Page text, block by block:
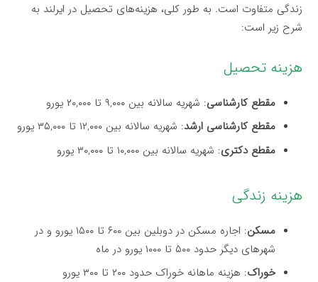
زندگی متفاوت است. به طور کلی، هزینه‌های تحصیل در ایرلند به
شرح زیر است:
هزینه تحصیل
مقطع کارشناسی: شهریه سالانه بین ۹,۰۰۰ تا ۲۰,۰۰۰ یورو
مقطع کارشناسی ارشد: شهریه سالانه بین ۱۲,۰۰۰ تا ۳۵,۰۰۰ یورو
مقطع دکتری: شهریه سالانه بین ۱۰,۰۰۰ تا ۳۰,۰۰۰ یورو
هزینه زندگی
مسکن
: اجاره مسکن در دوبلین بین ۶۰۰ تا ۱۵۰۰ یورو و در
شهرهای دیگر حدود ۵۰۰ تا ۱۰۰۰ یورو در ماه
خوراک: هزینه ماهانه خوراک حدود ۲۰۰ تا ۳۰۰ یورو